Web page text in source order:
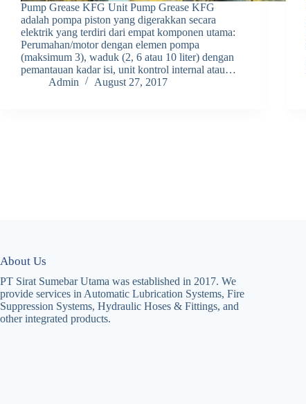
Pump Grease KFG Unit Pump Grease KFG
adalah pompa piston yang digerakkan secara
elektrik yang terdiri dari empat komponen utama:
Perumahan/motor dengan elemen pompa
(maksimum 3), waduk (2, 6 atau 10 liter) dengan
pemantauan kadar isi, unit kontrol internal atau…
Admin
August 27, 2017
About Us
PT Sirat Sumebar Utama was established in 2017. We
provide services in Automatic Lubrication Systems, Fire
Suppression Systems, Hydraulic Hoses & Fittings, and
other integrated products.